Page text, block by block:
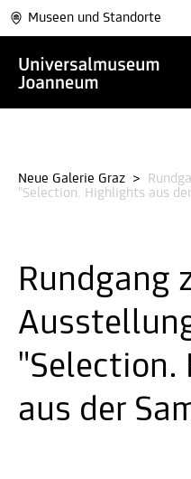
Museen und Standorte
Neue Galerie Graz >
"Selection. Highlights aus
Rundgang
aus der